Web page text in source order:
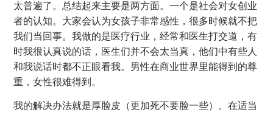
太普遍了。总结起来主要是两方面。一个是社会对女创业
者的认知。大家会认为女孩子非常感性，很多时候就不把
我们当回事。我做的是医疗行业，经常和医生打交道，有
时我很认真说的话，医生们并不会太当真，他们中有些人
和我说话时都不正眼看我。男性在商业世界里能得到的尊
重，女性很难得到。
我的解决办法就是厚脸皮（更加死不要脸一些）。在适当